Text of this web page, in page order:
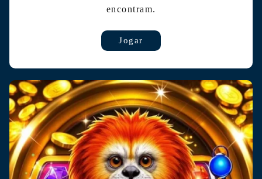
encontram.
Jogar